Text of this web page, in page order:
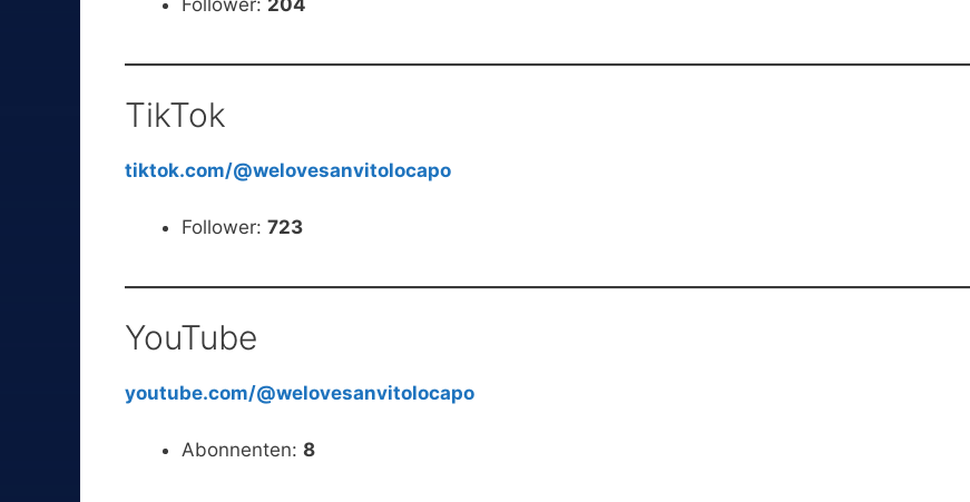
TikTok
tiktok.com/@welovesanvitolocapo
Follower: 723
YouTube
youtube.com/@welovesanvitolocapo
Abonnenten: 8